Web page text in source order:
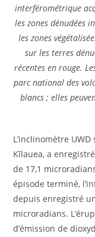
interférométrique
les zones dénudées
les zones
sur les terres
récentes en rouge.
parc national des
blancs ; elles
L’inclinomètre
Kīlauea, a
de 17,1
épisode terminé,
depuis enregistré
microradians.
d’émission de